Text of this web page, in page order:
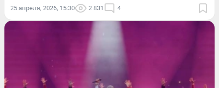
25 апреля, 2026, 15:30 2 831 4